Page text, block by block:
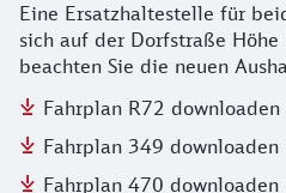
Eine Ersatzhaltestelle für
sich auf der Dorfstraße
beachten Sie die neuen
Fahrplan R72
Fahrplan 349 downloaden
Fahrplan 470 downloaden